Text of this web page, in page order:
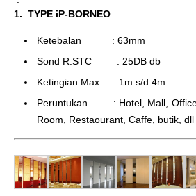
1. TYPE iP-BORNEO
Ketebalan : 63mm
Sond R.STC : 25DB db
Ketingian Max : 1m s/d 4m
Peruntukan : Hotel, Mall, Office,
Room, Restaourant, Caffe, butik, dll